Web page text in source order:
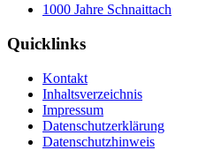
1000 Jahre Schnaittach
Quicklinks
Kontakt
Inhaltsverzeichnis
Impressum
Datenschutzerklärung
Datenschutzhinweis